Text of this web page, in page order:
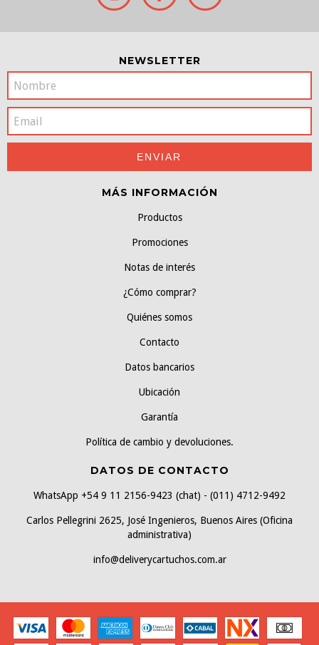
NEWSLETTER
MÁS INFORMACIÓN
Productos
Promociones
Notas de interés
¿Cómo comprar?
Quiénes somos
Contacto
Datos bancarios
Ubicación
Garantía
Política de cambio y devoluciones.
DATOS DE CONTACTO
WhatsApp +54 9 11 2156-9423 (chat) - (011) 4712-9492
Carlos Pellegrini 2625, José Ingenieros, Buenos Aires (Oficina
administrativa)
info@deliverycartuchos.com.ar